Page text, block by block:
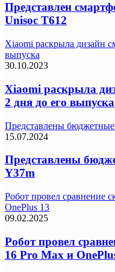
Представлен
Unisoc T612
Xiaomi раскрыла дизайн
выпуска
30.10.2023
Xiaomi раскрыла
2 дня до его выпуска
Представлены
15.07.2024
Представлены
Y37m
Робот провел сравнение
OnePlus 13
09.02.2025
Робот провел
16 Pro Max и